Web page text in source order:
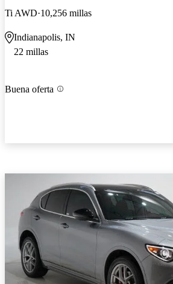
Ti AWD 10,256 millas
Indianapolis, IN
22 millas
Buena oferta